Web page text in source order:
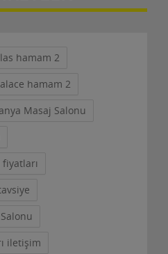
Tıme
büyüme stratejileri
ve açılacak
Görevlisi
hamam 2
hamam 2
Masaj Salonu
iletişim